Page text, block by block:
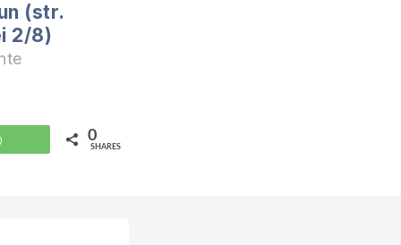
(str.
2/8)
WhatsApp 0
SHARES